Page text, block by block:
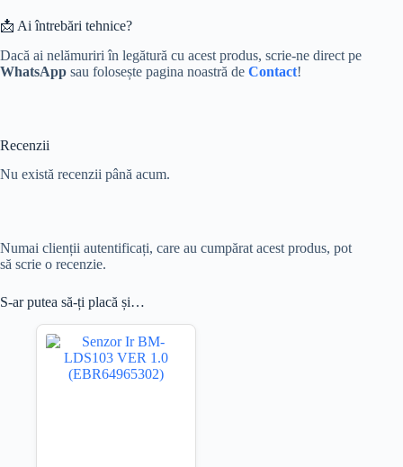
📩 Ai întrebări tehnice?
Dacă ai nelămuriri în legătură cu acest produs, scrie-ne direct pe
WhatsApp sau folosește pagina noastră de Contact!
Recenzii
Nu există recenzii până acum.
Numai clienții autentificați, care au cumpărat acest produs, pot
să scrie o recenzie.
S-ar putea să-ți placă și…